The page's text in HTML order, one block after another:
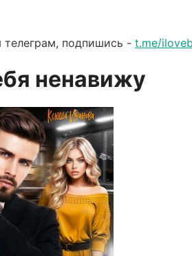
подпишись - t.me/
ненавижу